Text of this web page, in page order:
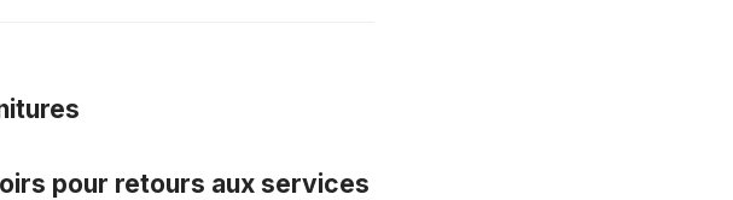
pour retours aux services